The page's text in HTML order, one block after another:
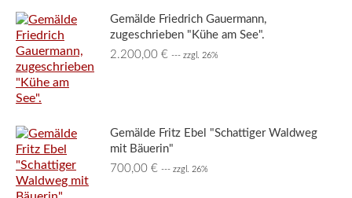
Gemälde Friedrich Gauermann,
zugeschrieben "Kühe am See".
2.200,00 € --- zzgl. 26%
Gemälde Fritz Ebel "Schattiger Waldweg
mit Bäuerin"
700,00 € --- zzgl. 26%